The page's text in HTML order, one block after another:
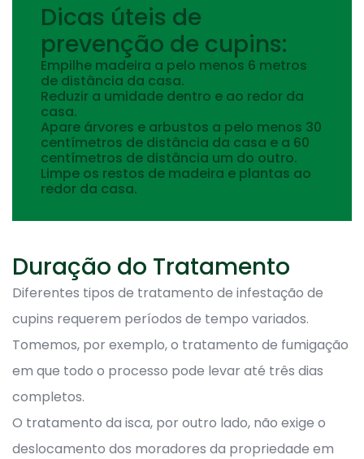
Dicas úteis de
prevenção de cupins:
Empilhe madeira a pelo menos 6 metros
de distância da casa.
Reduzir a umidade dentro e ao redor da
casa.
Apare árvores e arbustos a pelo menos 30
centímetros de distância da casa e a 60
centímetros de distância um do outro.
Limpe os restos de madeira e plantas ao
redor da casa.
Duração do Tratamento
Diferentes tipos de tratamento de infestação de
cupins requerem períodos de tempo variados.
Tomemos, por exemplo, o tratamento de fumigação
em que todo o processo pode levar até três dias
completos.
O tratamento da isca, por outro lado, não exige o
deslocamento dos moradores da propriedade em